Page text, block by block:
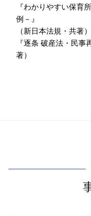
『わかりやすい保育
例－』
（新日本法規・共著）
『逐条 破産法・民
著）